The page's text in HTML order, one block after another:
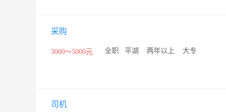
采购
3000～5000元 全职 平湖 两年以上 大专
司机